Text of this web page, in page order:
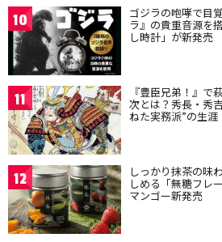
10 ゴジラの咆哮で目
ラ』の貴重音源を
し時計」が新発売
11 『豊臣兄弟！』で
次とは？秀長・秀
ねた実務派”の生涯
12 しっかり抹茶の味
しめる「無糖フレ
マンゴー新発売